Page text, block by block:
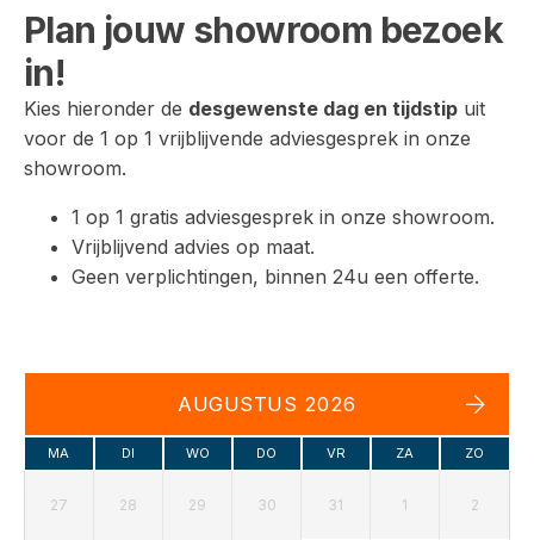
Plan jouw showroom bezoek
in!
Kies hieronder de desgewenste dag en tijdstip uit
voor de 1 op 1 vrijblijvende adviesgesprek in onze
showroom.
1 op 1 gratis adviesgesprek in onze showroom.
Vrijblijvend advies op maat.
Geen verplichtingen, binnen 24u een offerte.
AUGUSTUS 2026
MA DI WO DO VR ZA ZO
27 28 29 30 31 1 2